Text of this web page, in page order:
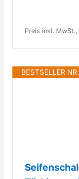
Preis inkl.
BESTSELLER